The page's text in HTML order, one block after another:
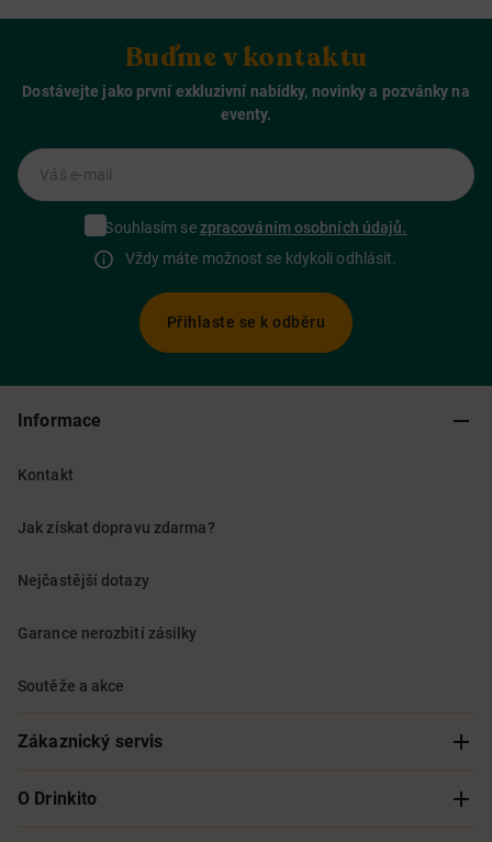
Buďme v kontaktu
Dostávejte jako první exkluzivní nabídky, novinky a pozvánky na
eventy.
Váš e-mail
Souhlasím sezpracováním osobních údajů.
Vždy máte možnost se kdykoli odhlásit.
Přihlaste se k odběru
Informace
Kontakt
Jak získat dopravu zdarma?
Nejčastější dotazy
Garance nerozbití zásilky
Soutěže a akce
Zákaznický servis
Sledování objednávky
O Drinkito